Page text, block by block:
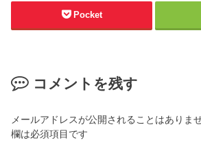
Pocket
コメントを残す
メールアドレスが公開されることはありませ
欄は必須項目です